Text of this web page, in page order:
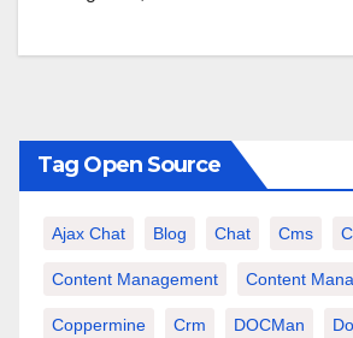
Tag Open Source
Ajax Chat Blog Chat Cms
Content Management Content
Coppermine Crm DOCMan